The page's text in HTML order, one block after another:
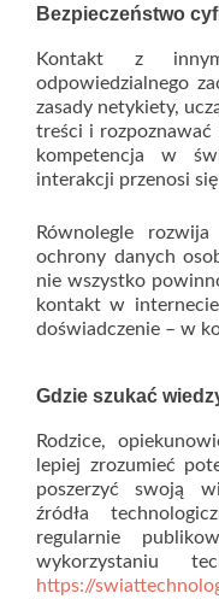
Bezpieczeństwo
Kontakt z
odpowiedzialnego
zasady netykiety,
treści i rozpoznawać
kompetencja w
interakcji przenosi
Równolegle
ochrony danych
nie wszystko
kontakt w
doświadczenie – w
Gdzie szukać
Rodzice,
lepiej zrozumieć
poszerzyć swoją
źródła
regularnie
wykorzystaniu
https://